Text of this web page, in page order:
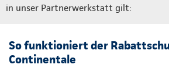
in unser Partnerwerkstatt gilt:
So funktioniert der
Continentale